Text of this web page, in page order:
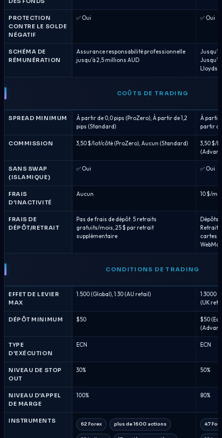
PROTECTION
CONTRE LE SOLDE
NÉGATIF
✅ Oui ✅ Oui
SCHÉMA DE
RÉMUNÉRATION
Assurance responsabilité professionnelle
jusqu'à 2,5 millions AUD
Jusqu'à
Jusqu'à
Lloyds
COÛTS DE TRADING
SPREAD MINIMUM
À partir de 0,0 pips (ProZero), À partir de 1,2
pips (Standard)
À partir
partir
COMMISSION 3,50 $/lot/côté (ProZero), Aucun (Standard)
3,50 $/
SANS SWAP
(ISLAMIQUE)
✅ Oui ✅ Oui
FRAIS
D'INACTIVITÉ
Aucun 10 $/
FRAIS DE
DÉPÔT/RETRAIT
Pas de frais de dépôt. 5 retraits
gratuits/mois, 25 $ par retrait
supplémentaire
Dépôts
Retraits
cartes 2
CONDITIONS DE TRADING
EFFET DE LEVIER
MAX
1:500 (Global), 1:30 (AU retail)
1:3000
(UK
DÉPÔT MINIMUM $50
$50
TYPE
D'EXÉCUTION
ECN ECN
NIVEAU DE STOP
OUT
30% 50%
NIVEAU D'APPEL
DE MARGE
100% 80%
INSTRUMENTS 62 Forex plus de 1600 actions 47